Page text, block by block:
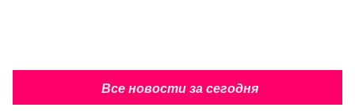
Все новости за сегодня